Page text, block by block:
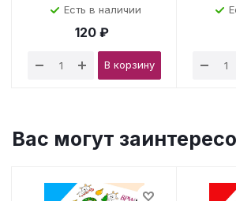
Есть в наличии
120 ₽
В корзину
Вас могут